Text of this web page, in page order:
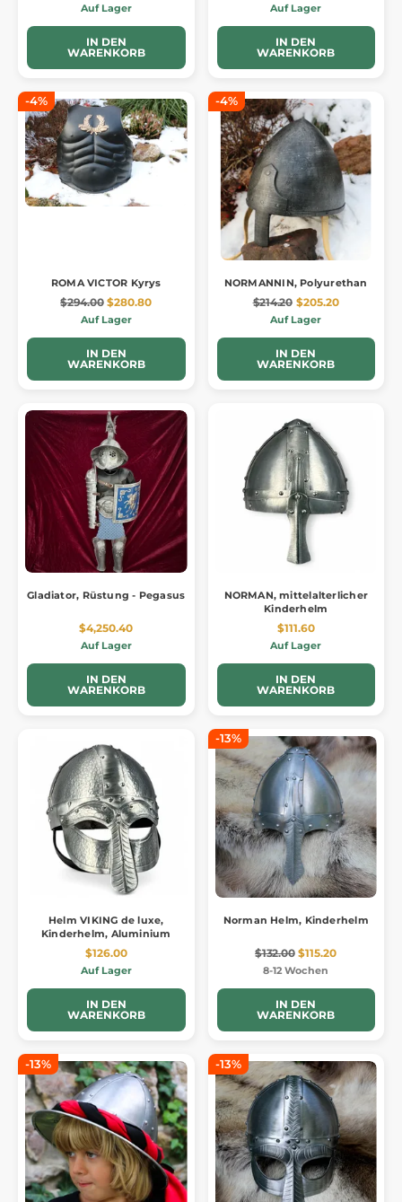
Auf Lager
IN DEN
WARENKORB
Auf Lager
IN DEN
WARENKORB
-4%
ROMA VICTOR Kyrys
$294.00 $280.80
Auf Lager
IN DEN
WARENKORB
-4%
NORMANNIN, Polyurethan
$214.20 $205.20
Auf Lager
IN DEN
WARENKORB
Gladiator, Rüstung - Pegasus
$4,250.40
Auf Lager
IN DEN
WARENKORB
NORMAN, mittelalterlicher
Kinderhelm
$111.60
Auf Lager
IN DEN
WARENKORB
Helm VIKING de luxe,
Kinderhelm, Aluminium
$126.00
Auf Lager
IN DEN
WARENKORB
-13%
Norman Helm, Kinderhelm
$132.00 $115.20
8-12 Wochen
IN DEN
WARENKORB
-13% -13%